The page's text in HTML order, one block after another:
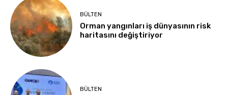
BÜLTEN
Orman yangınları iş dünyasının risk
haritasını değiştiriyor
BÜLTEN